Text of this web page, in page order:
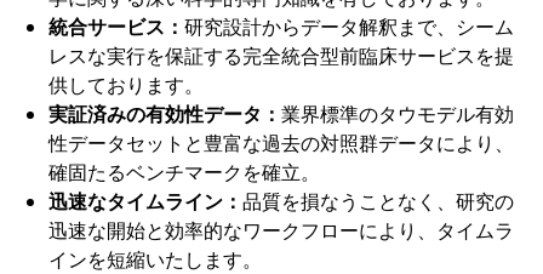
統合サービス： 研究設計からデータ解釈まで、シーム
レスな実行を保証する完全統合型前臨床サービスを提
供しております。
実証済みの有効性データ： 業界標準のタウモデル有効
性データセットと豊富な過去の対照群データにより、
確固たるベンチマークを確立。
迅速なタイムライン： 品質を損なうことなく、研究の
迅速な開始と効率的なワークフローにより、タイムラ
インを短縮いたします。